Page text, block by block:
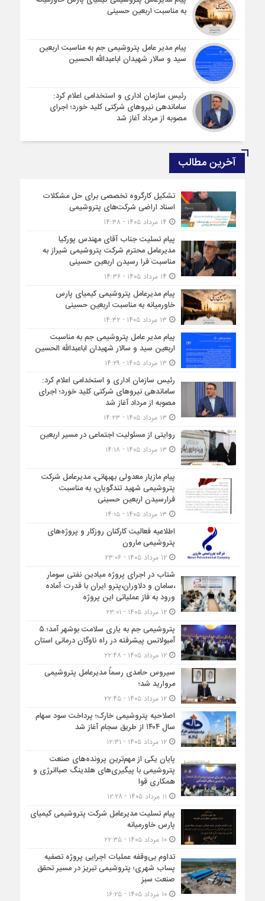
به مناسبت اربعین حسینی
پیام مدیر عامل پتروشیمی جم به مناسبت اربعین
سید و سالار شهیدان اباعبدالله الحسین
رئیس سازمان اداری و استخدامی اعلام کرد:
ساماندهی نیروهای شرکتی کلید خورد؛ اجرای
مصوبه از مرداد آغاز شد
آخرین مطالب
تشکیل کارگروه تخصصی برای حل مشکلات
اسناد اراضی شرکت‌های پتروشیمی
پیام تسلیت جناب آقای مهندس پوركیا
مدیرعامل محترم شركت پتروشیمی شیراز به
مناسبت فرا رسیدن اربعین حسینی
پیام مدیرعامل پتروشیمی کیمیای پارس
خاورمیانه به مناسبت اربعین حسینی
پیام مدیر عامل پتروشیمی جم به مناسبت
اربعین سید و سالار شهیدان اباعبدالله الحسین
رئیس سازمان اداری و استخدامی اعلام کرد:
ساماندهی نیروهای شرکتی کلید خورد؛ اجرای
مصوبه از مرداد آغاز شد
روایتی از مسئولیت اجتماعی در مسیر اربعین
پیام مازیار معدولی بهبهانی، مدیرعامل شرکت
پتروشیمی شهید تندگویان، به مناسبت
فرارسیدن اربعین حسینی
اطلاعیه فعالیت کارکنان روزکار و پروژه‌های
پتروشیمی مارون
۱۲ مرداد ۱۴۰۵ - ۲۳:۰۶
شتاب در اجرای پروژه میادین نفتی سومار
،سامان و دلاوران،پترو ایران با قدرت آماده
ورود به فاز عملیاتی این پروژه
۱۲ مرداد ۱۴۰۵ - ۲۳:۰۱
پتروشیمی جم به یاری سلامت بوشهر آمد؛ ۵
آمبولانس پیشرفته در راه ناوگان درمانی استان
۱۲ مرداد ۱۴۰۵ - ۲۲:۴۸
سیروس حامدی رسماً مدیرعامل پتروشیمی
مروارید شد؛
۱۲ مرداد ۱۴۰۵ - ۲۲:۴۵
اصلاحیه پتروشیمی خارک؛ پرداخت سود سهام
سال ۱۴۰۴ از طریق سجام آغاز شد
۱۲ مرداد ۱۴۰۵ - ۱۲:۳۱
پایان یکی از مهم‌ترین پرونده‌های صنعت
پتروشیمی با پیگیری‌های هلدینگ صباانرژی و
همکاری قوا
پیام تسلیت مدیرعامل شرکت پتروشیمی کیمیای
پارس خاورمیانه
۱۰ مرداد ۱۴۰۵ - ۲۲:۳۵
تداوم بی‌وقفه عملیات اجرایی پروژه تصفیه
پساب شهری؛ پتروشیمی تبریز در مسیر تحقق
صنعت سبز
۱۰ مرداد ۱۴۰۵ - ۱۶:۲۵